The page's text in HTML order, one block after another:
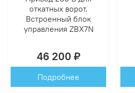
откатных ворот.
Встроенный блок
управления ZBX7N
46 200 ₽
Подробнее